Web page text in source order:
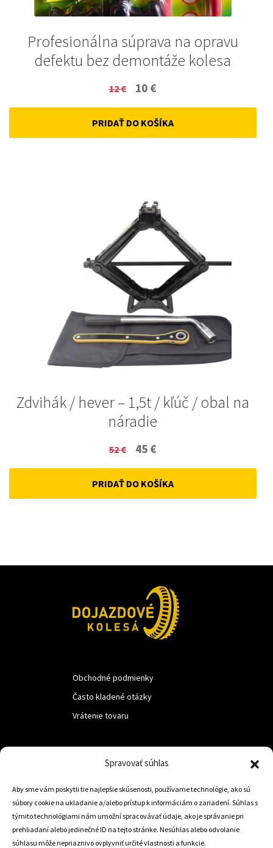
Spravovať súhlas
Aby sme vám poskytli tie najlepšie skúsenosti, používame technológie, ako sú
súbory cookie na ukladanie a/alebo prístup k informáciám o zariadení. Súhlas s
týmito technológiami nám umožní spracovávať údaje, ako je správanie pri
prehliadaní alebo jedinečné ID na tejto stránke. Nesúhlas alebo odvolanie
súhlasu môže nepriaznivo ovplyvniť určité vlastnosti a funkcie.
Profesionálna súprava na opravu
defektu bez demontáže kolesa
12€
Original
price
was:
10 €
price
is:
PRIDAŤ DO KOŠÍKA
Zdvihák / hever – 1,5t / kľúč / obal na
náradie
52€
Original
price
was:
45 €
price
is:
PRIDAŤ DO KOŠÍKA
Obchodné podmienky
Často kladené otázky
Vrátenie tovaru
Trstená 02801